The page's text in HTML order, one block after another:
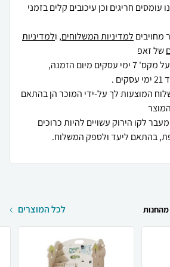
עומסים חריגים וכן עיכובים קלים בזמני
מחויבים למדיניות המשלוחים, ולמדיניות
של זאפ
מיום הזמנה,
.
המוצעות לך על-ידי המוכר הן בהתאם
לקו הירוק עשויים להיות כרוכים
בהתאם ליעד ולספק המשלוח.
מהחנות לכל המוצרים